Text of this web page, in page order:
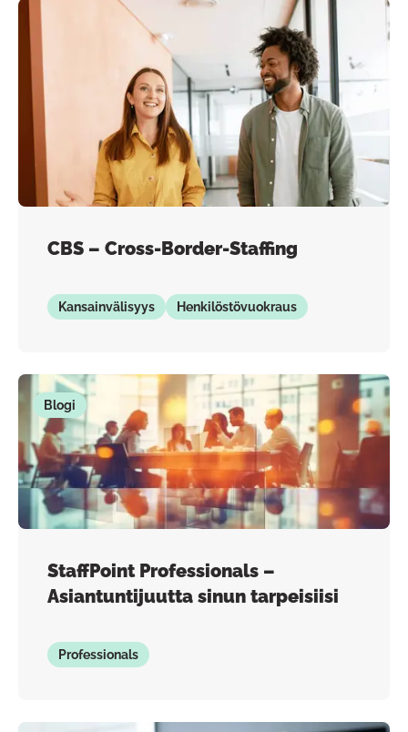
CBS – Cross-Border-Staffing
Kansainvälisyys Henkilöstövuokraus
Blogi
StaffPoint Professionals –
Asiantuntijuutta sinun tarpeisiisi
Professionals